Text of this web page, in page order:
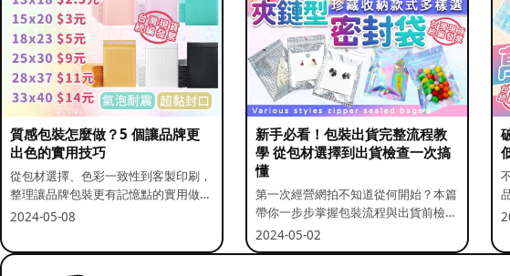
質感包裝怎麼做？5 個讓品牌更
出色的實用技巧
從包材選擇、色彩一致性到客製印刷，
整理讓品牌包裝更有記憶點的實用做
法。
2024-05-08
新手必看！包裝出貨完整流程教
學 從包材選擇到出貨檢查一次搞
懂
第一次經營網拍不知道從何開始？本篇
帶你一步步掌握包裝流程與出貨前檢查
重點。
2024-05-02